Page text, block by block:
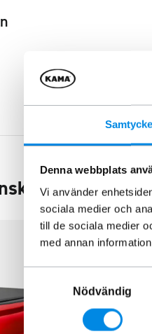
Samtycke
Denna webbplats
Vi använder
sociala medier och
till de sociala medier
med annan
Nödvändig
också…